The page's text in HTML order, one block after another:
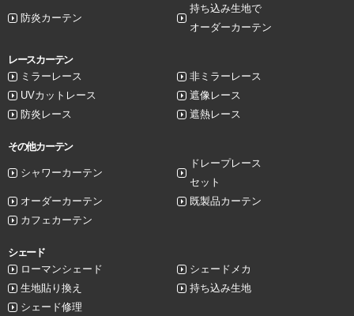
防炎カーテン
持ち込み生地で
オーダーカーテン
レースカーテン
ミラーレース
非ミラーレース
UVカットレース
遮像レース
防炎レース
遮熱レース
その他カーテン
シャワーカーテン
ドレープレース
セット
オーダーカーテン
既製品カーテン
カフェカーテン
シェード
ローマンシェード
シェードメカ
生地貼り換え
持ち込み生地
シェード修理